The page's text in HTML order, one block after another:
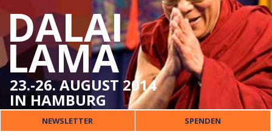
DALAI
LAMA
23.-26. AUGUST 2014
IN HAMBURG
VERANSTALTER
PRESSE
KONTAKT
NEWSLETTER SPENDEN